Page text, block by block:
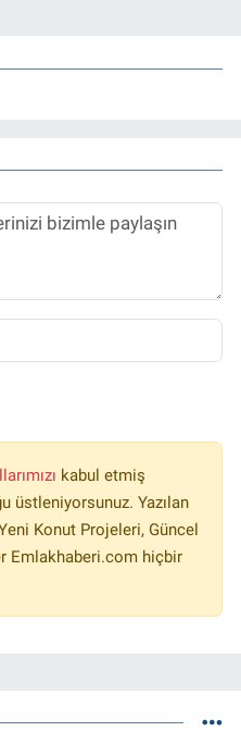
kabul etmiş
üstleniyorsunuz. Yazılan
Konut Projeleri, Güncel
Emlakhaberi.com hiçbir